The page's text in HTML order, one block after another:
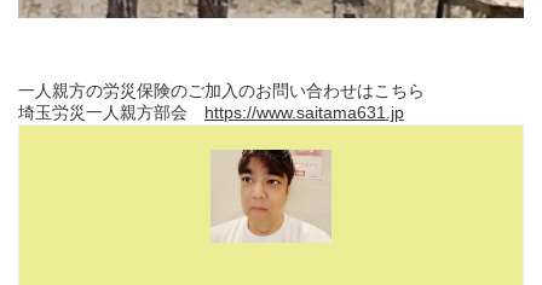
一人親方の労災保険のご加入のお問い合わせはこちら
埼玉労災一人親方部会 https://www.saitama631.jp